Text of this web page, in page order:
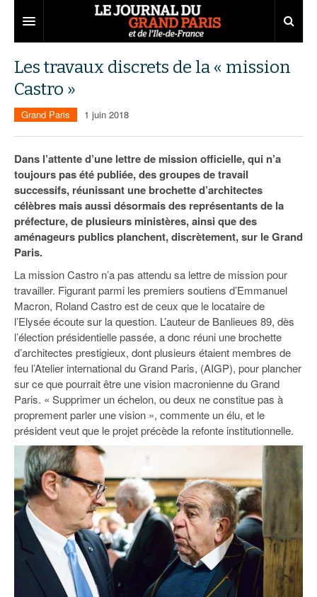
Territoires
Aménagement
Institutions
Services urbains
Entreprises
Emploi
Attractivité
Innovation
Marchés publics
75
77
92
93
Carnet
Nominations
Portraits
Les Assises du Grand Paris
Éditions précédentes
Lire les résumés
Les travaux discrets de la « mission
Castro »
Grand Paris 1 juin 2018
Dans l’attente d’une lettre de mission officielle, qui n’a
toujours pas été publiée, des groupes de travail
successifs, réunissant une brochette d’architectes
célèbres mais aussi désormais des représentants de la
préfecture, de plusieurs ministères, ainsi que des
aménageurs publics planchent, discrètement, sur le Grand
Paris.
La mission Castro n’a pas attendu sa lettre de mission pour
travailler. Figurant parmi les premiers soutiens d’Emmanuel
Macron, Roland Castro est de ceux que le locataire de
l’Elysée écoute sur la question. L’auteur de Banlieues 89, dès
l’élection présidentielle passée, a donc réuni une brochette
d’architectes prestigieux, dont plusieurs étaient membres de
feu l’Atelier international du Grand Paris, (AIGP), pour plancher
sur ce que pourrait être une vision macronienne du Grand
Paris. « Supprimer un échelon, ou deux ne constitue pas à
proprement parler une vision », commente un élu, et le
président veut que le projet précède la refonte institutionnelle.